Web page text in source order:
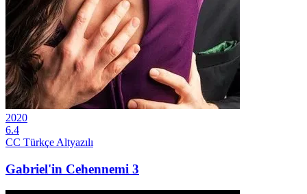
2020
6.4
CC Türkçe Altyazılı
Gabriel'in Cehennemi 3